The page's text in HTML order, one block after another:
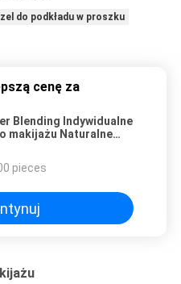
do podkładu w proszku
cenę za
Blending Indywidualne
makijażu Naturalne
pieces